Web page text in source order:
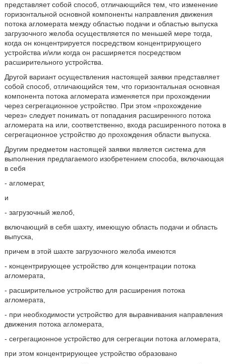
представляет собой способ, отличающийся тем, что изменение
горизонтальной основной компоненты направления движения
потока агломерата между областью подачи и областью выпуска
загрузочного желоба осуществляется по меньшей мере тогда,
когда он концентрируется посредством концентрирующего
устройства и/или когда он расширяется посредством
расширительного устройства.
Другой вариант осуществления настоящей заявки представляет
собой способ, отличающийся тем, что горизонтальная основная
компонента потока агломерата изменяется при прохождении
через сегрегационное устройство. При этом «прохождение
через» следует понимать от попадания расширенного потока
агломерата на или, соответственно, входа расширенного потока в
сегрегационное устройство до прохождения области выпуска.
Другим предметом настоящей заявки является система для
выполнения предлагаемого изобретением способа, включающая
в себя
- агломерат,
и
- загрузочный желоб,
включающий в себя шахту, имеющую область подачи и область
выпуска,
причем в этой шахте загрузочного желоба имеются
- концентрирующее устройство для концентрации потока
агломерата,
- расширительное устройство для расширения потока
агломерата,
- при необходимости устройство для выравнивания направления
движения потока агломерата,
- сегрегационное устройство для сегрегации потока агломерата,
при этом концентрирующее устройство образовано